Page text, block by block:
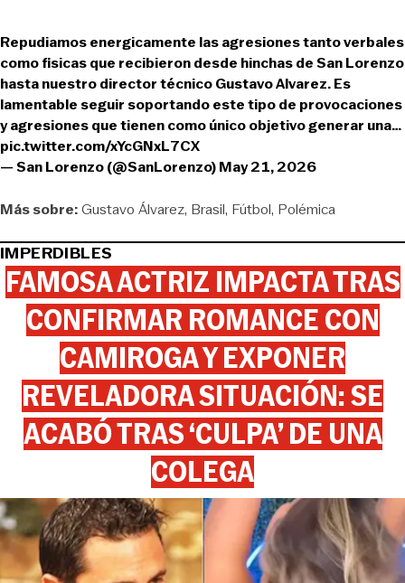
Repudiamos energicamente las agresiones tanto verbales
como fisicas que recibieron desde hinchas de San Lorenzo
hasta nuestro director técnico Gustavo Alvarez. Es
lamentable seguir soportando este tipo de provocaciones
y agresiones que tienen como único objetivo generar una…
pic.twitter.com/xYcGNxL7CX
— San Lorenzo (@SanLorenzo)May 21, 2026
Más sobre:Gustavo Álvarez Brasil Fútbol Polémica
IMPERDIBLES
FAMOSA ACTRIZ IMPACTA TRAS
CONFIRMAR ROMANCE CON
CAMIROGA Y EXPONER
REVELADORA SITUACIÓN: SE
ACABÓ TRAS ‘CULPA’ DE UNA
COLEGA